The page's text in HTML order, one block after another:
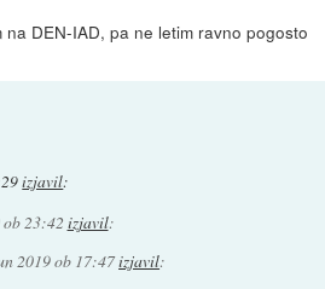
DEN-IAD, pa ne letim ravno pogosto
izjavil:
23:42 izjavil:
2019 ob 17:47izjavil: